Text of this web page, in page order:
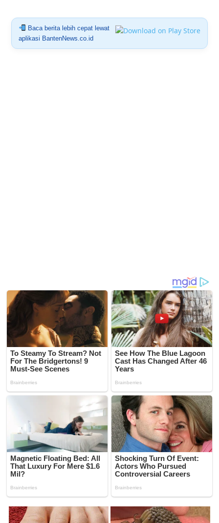
Baca berita lebih cepat lewat
aplikasi BantenNews.co.id